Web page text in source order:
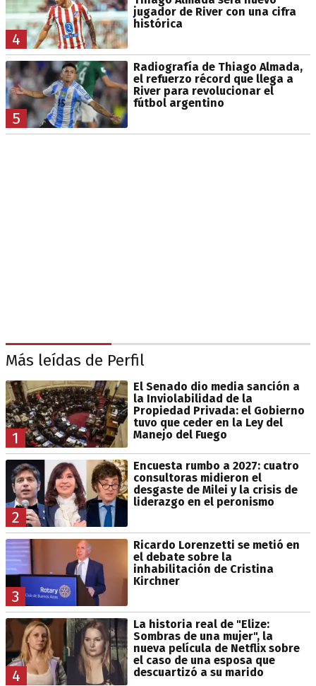
4
jugador de River con una cifra
histórica
5
Radiografía de Thiago Almada,
el refuerzo récord que llega a
River para revolucionar el
fútbol argentino
Más leídas de Perfil
1
El Senado dio media sanción a
la Inviolabilidad de la
Propiedad Privada: el Gobierno
tuvo que ceder en la Ley del
Manejo del Fuego
2
Encuesta rumbo a 2027: cuatro
consultoras midieron el
desgaste de Milei y la crisis de
liderazgo en el peronismo
3
Ricardo Lorenzetti se metió en
el debate sobre la
inhabilitación de Cristina
Kirchner
4
La historia real de "Elize:
Sombras de una mujer", la
nueva película de Netflix sobre
el caso de una esposa que
descuartizó a su marido